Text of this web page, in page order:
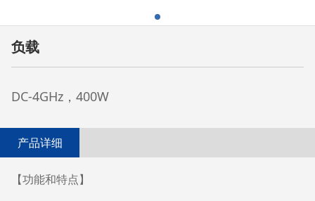
负载
DC-4GHz，400W
产品详细
【功能和特点】